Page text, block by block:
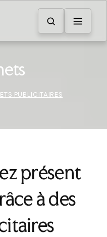
PUBLICITAIRES
présent
à des